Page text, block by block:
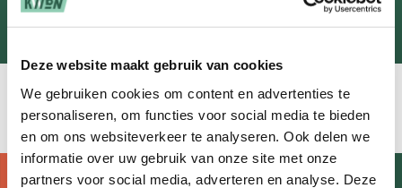
Deze website maakt gebruik van cookies
We gebruiken cookies om content en advertenties te
personaliseren, om functies voor social media te bieden
en om ons websiteverkeer te analyseren. Ook delen we
informatie over uw gebruik van onze site met onze
partners voor social media, adverteren en analyse. Deze